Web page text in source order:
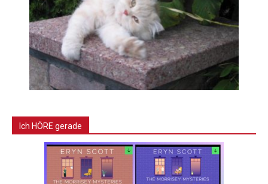
Ich HÖRE gerade